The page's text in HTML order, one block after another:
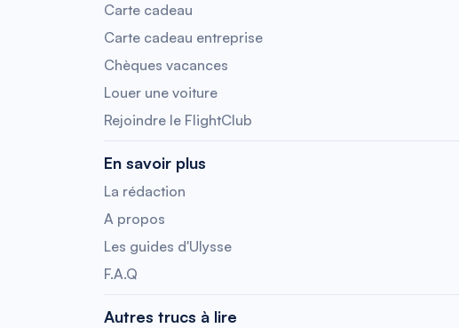
Carte cadeau
Carte cadeau entreprise
Chèques vacances
Louer une voiture
Rejoindre le FlightClub
En savoir plus
La rédaction
A propos
Les guides d'Ulysse
F.A.Q
Autres trucs à lire